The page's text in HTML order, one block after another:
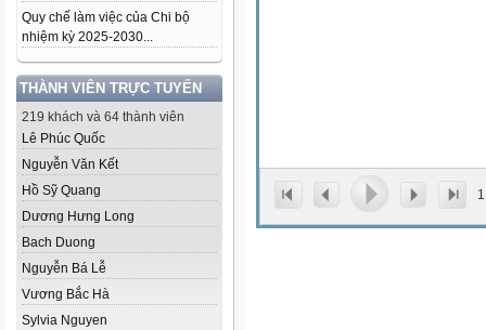
Quy chế làm việc của Chi bộ
nhiệm kỳ 2025-2030...
THÀNH VIÊN TRỰC TUYẾN
219 khách và 64 thành viên
Lê Phúc Quốc
Nguyễn Văn Kết
Hồ Sỹ Quang
Dương Hưng Long
Bach Duong
Nguyễn Bá Lễ
Vương Bắc Hà
Sylvia Nguyen
1